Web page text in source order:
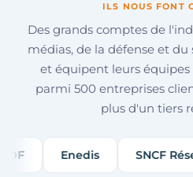
ILS NOUS FONT
Des grands comptes de
médias, de la défense et
et équipent leurs équipes
parmi 500 entreprises
plus d'un tiers
Enedis SNCF